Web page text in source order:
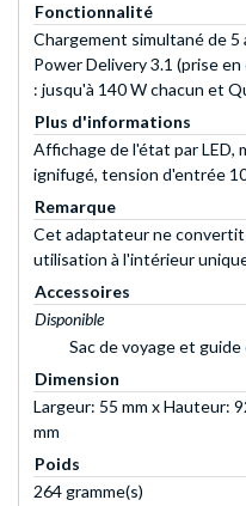
Fonctionnalité
Chargement simultané de 5
Power Delivery 3.1 (prise
: jusqu'à 140 W chacun et
Plus d'informations
Affichage de l'état par LED,
ignifugé, tension d'entrée
Remarque
Cet adaptateur ne convertit
utilisation à l'intérieur
Accessoires
Disponible
Sac de voyage et
Dimension
Largeur: 55 mm x Hauteur:
mm
Poids
264 gramme(s)